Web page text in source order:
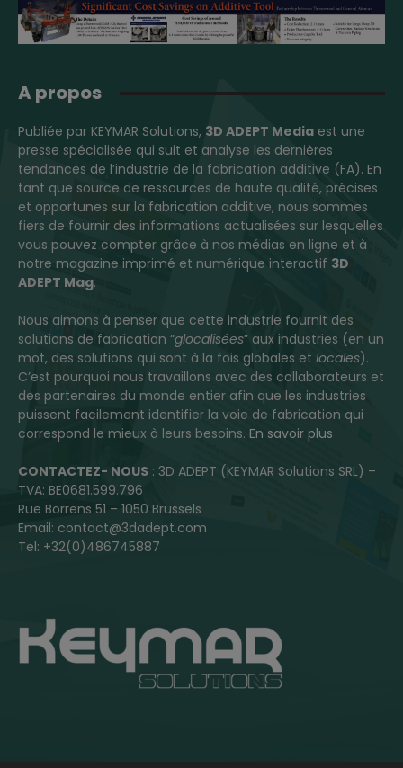
A propos
Publiée par KEYMAR Solutions, 3D ADEPT Media est une
presse spécialisée qui suit et analyse les dernières
tendances de l’industrie de la fabrication additive (FA). En
tant que source de ressources de haute qualité, précises
et opportunes sur la fabrication additive, nous sommes
fiers de fournir des informations actualisées sur lesquelles
vous pouvez compter grâce à nos médias en ligne et à
notre magazine imprimé et numérique interactif 3D
ADEPT Mag.
Nous aimons à penser que cette industrie fournit des
solutions de fabrication “glocalisées” aux industries (en un
mot, des solutions qui sont à la fois globales et locales).
C’est pourquoi nous travaillons avec des collaborateurs et
des partenaires du monde entier afin que les industries
puissent facilement identifier la voie de fabrication qui
correspond le mieux à leurs besoins. En savoir plus
CONTACTEZ- NOUS : 3D ADEPT (KEYMAR Solutions SRL) –
TVA: BE0681.599.796
Rue Borrens 51 – 1050 Brussels
Email: contact@3dadept.com
Tel: +32(0)486745887